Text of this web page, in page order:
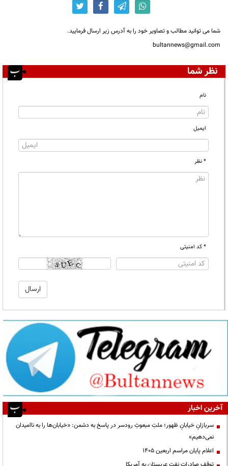
شما می توانید مطالب و تصاویر خود را به آدرس زیر ارسال فرمایید.
bultannews@gmail.com
نظر شما
نام
ایمیل
* نظر
* کد امنیتی
آخرین اخبار
سربازانِ خیابانِ ظهور؛ ملتِ مبعوثِ رودسر در پاسخ به دشمن: «خیابان‌ها را به ناامیدان
نمی‌دهیم»
اعلام پایان مراسم اربعین ۱۴۰۵